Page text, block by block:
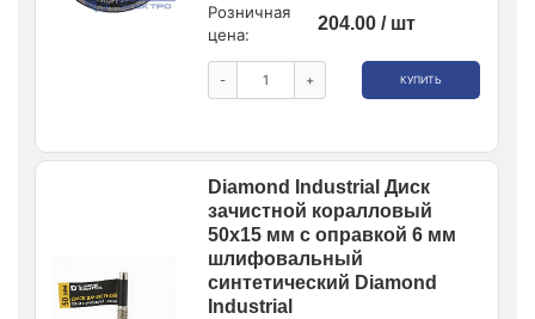
Розничная
цена:
204.00 / шт
- + КУПИТЬ
Diamond Industrial Диск
зачистной коралловый
50х15 мм с оправкой 6 мм
шлифовальный
синтетический Diamond
Industrial